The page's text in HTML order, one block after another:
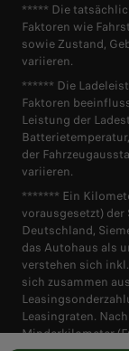
***** Die
Faktoren wie
sowie Zustand,
variieren.
****** Die
Faktoren
Leistung der
der
variieren.
******* Ein
vorausgesetzt)
Deutschland,
das Autohaus als
verstehen sich
sich zusammen
Leasingraten.
Minderkilometer